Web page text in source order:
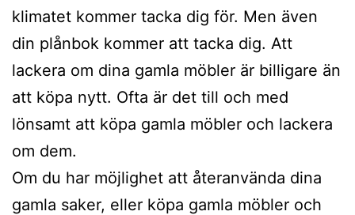
klimatet kommer tacka dig för. Men även
din plånbok kommer att tacka dig. Att
lackera om dina gamla möbler är billigare än
att köpa nytt. Ofta är det till och med
lönsamt att köpa gamla möbler och lackera
om dem.
Om du har möjlighet att återanvända dina
gamla saker, eller köpa gamla möbler och